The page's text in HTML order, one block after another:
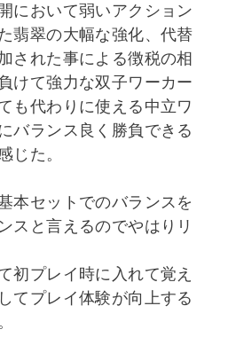
において弱いアクション
翡翠の大幅な強化、代替
された事による徴税の相
けて強力な双子ワーカー
も代わりに使える中立ワ
バランス良く勝負できる
じた。
本セットでのバランスを
スと言えるのでやはりリ
初プレイ時に入れて覚え
てプレイ体験が向上する